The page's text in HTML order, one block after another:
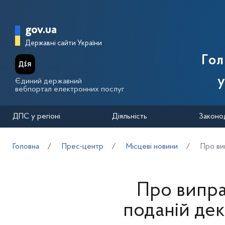
Головна сторінка Державної
gov.ua
Державні сайти України
Єдиний державний
вебпортал електронних послуг
ДПС у регіоні Діяльність
Головна Прес-центр Місцеві новини Про
Про
поданій